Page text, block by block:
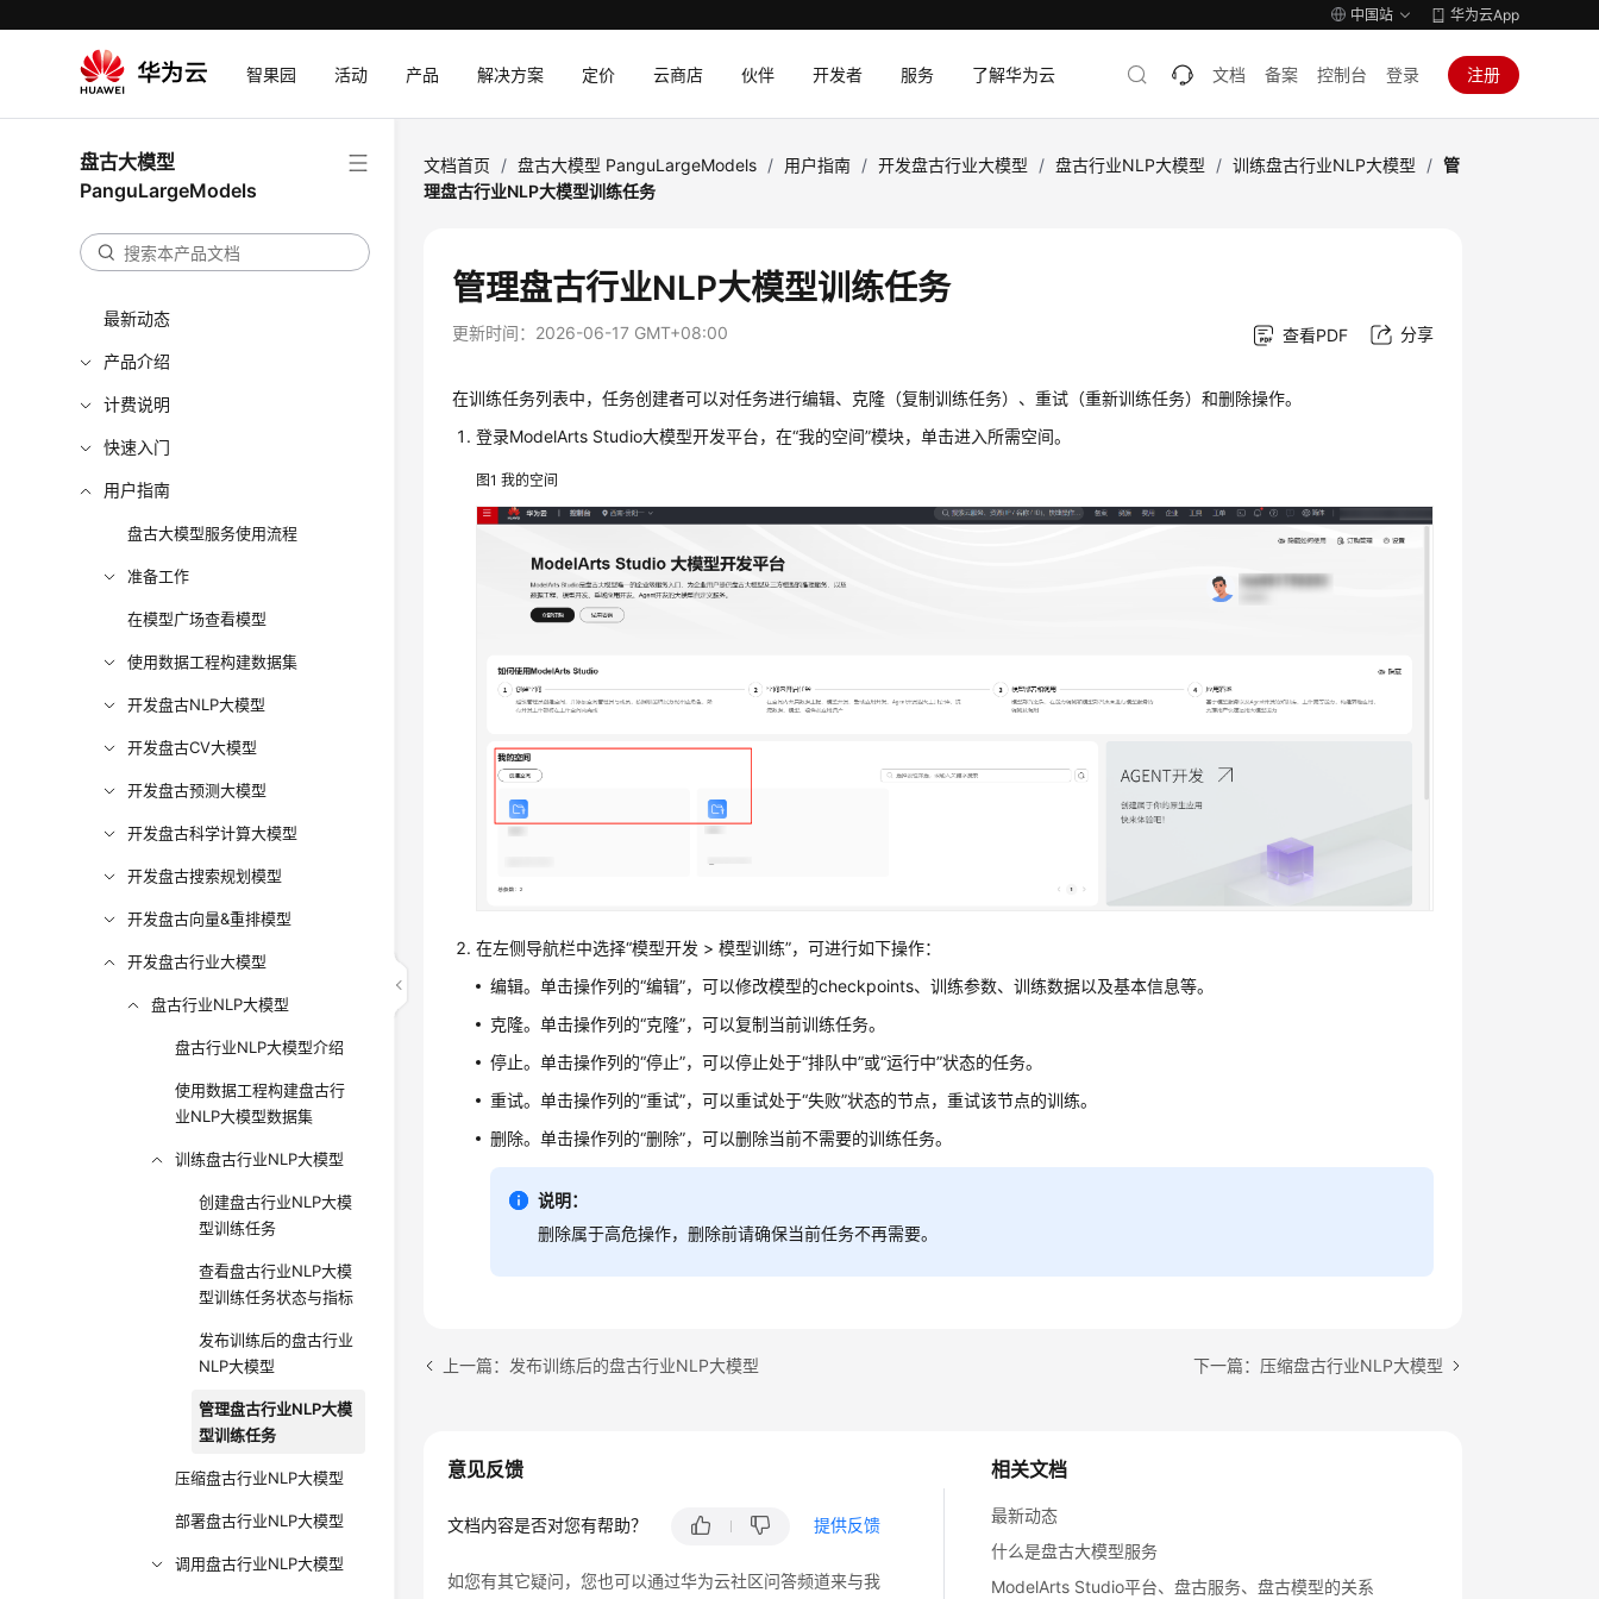
中国站 华为云App
智果园 活动 产品 解决方案 定价 云商店 伙伴 开发者 服务 了解华为云 文档 备案 控制台 登录 注册
盘古大模型
PanguLargeModels
最新动态
产品介绍
计费说明
快速入门
用户指南
盘古大模型服务使用流程
准备工作
在模型广场查看模型
使用数据工程构建数据集
开发盘古NLP大模型
开发盘古CV大模型
开发盘古预测大模型
开发盘古科学计算大模型
开发盘古搜索规划模型
开发盘古向量&重排模型
开发盘古行业大模型
盘古行业NLP大模型
盘古行业NLP大模型介绍
使用数据工程构建盘古行
业NLP大模型数据集
训练盘古行业NLP大模型
创建盘古行业NLP大模
型训练任务
查看盘古行业NLP大模
型训练任务状态与指标
发布训练后的盘古行业
NLP大模型
管理盘古行业NLP大模
型训练任务
压缩盘古行业NLP大模型
部署盘古行业NLP大模型
调用盘古行业NLP大模型
文档首页 / 盘古大模型 PanguLargeModels / 用户指南 / 开发盘古行业大模型 / 盘古行业NLP大模型 / 训练盘古行业NLP大模型 / 管
理盘古行业NLP大模型训练任务
管理盘古行业NLP大模型训练任务
更新时间： 2026-06-17 GMT+08:00 查看PDF 分享
在训练任务列表中，任务创建者可以对任务进行编辑、克隆（复制训练任务）、重试（重新训练任务）和删除操作。
登录ModelArts Studio大模型开发平台，在“我的空间”模块，单击进入所需空间。
图1我的空间
在左侧导航栏中选择“模型开发 > 模型训练”，可进行如下操作：
编辑。单击操作列的“编辑”，可以修改模型的checkpoints、训练参数、训练数据以及基本信息等。
克隆。单击操作列的“克隆”，可以复制当前训练任务。
停止。单击操作列的“停止”，可以停止处于“排队中”或“运行中”状态的任务。
重试。单击操作列的“重试”，可以重试处于“失败”状态的节点，重试该节点的训练。
删除。单击操作列的“删除”，可以删除当前不需要的训练任务。
说明：
删除属于高危操作，删除前请确保当前任务不再需要。
上一篇：发布训练后的盘古行业NLP大模型 下一篇：压缩盘古行业NLP大模型
相关文档
最新动态
什么是盘古大模型服务
ModelArts Studio平台、盘古服务、盘古模型的关系
意见反馈
文档内容是否对您有帮助？ 提供反馈
如您有其它疑问，您也可以通过华为云社区问答频道来与我